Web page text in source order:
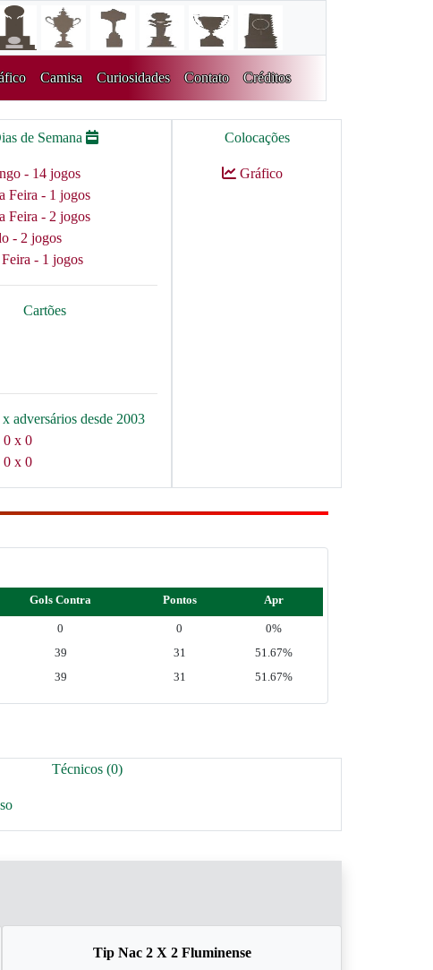
Camisa Curiosidades Contato Créditos
de Semana
- 14 jogos
Feira - 1 jogos
Feira - 2 jogos
- 2 jogos
- 1 jogos
Cartões
adversários desde 2003
0 x 0
0 x 0
Colocações
Gráfico
Gols Contra Pontos Apr
0 0
0%
39 31
51.67%
39 31 51.67%
Técnicos (0)
Tip Nac 2 X 2 Fluminense